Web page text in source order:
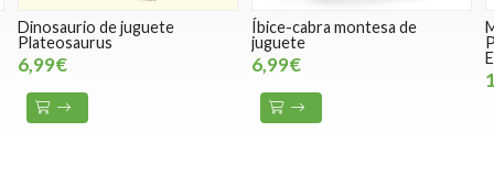
Dinosaurio de juguete
Plateosaurus
6,99€
Íbice-cabra montesa de
juguete
6,99€